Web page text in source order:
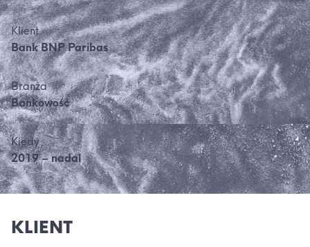
Klient
Bank BNP Paribas
Branża
Bankowość
Kiedy
2019 – nadal
KLIENT